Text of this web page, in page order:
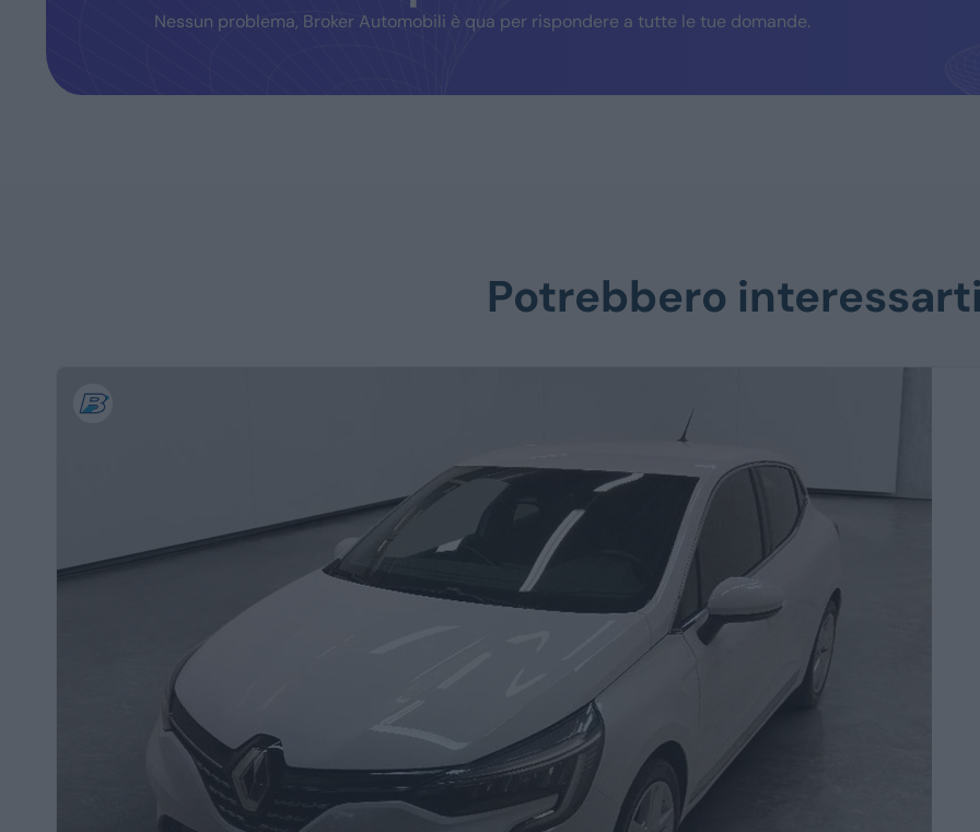
Nessun problema, Broker Automobili è qua per rispondere a tutte le tue domande.
Potrebbero